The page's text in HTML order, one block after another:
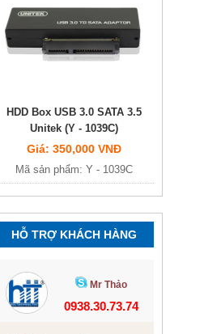
HDD Box USB 3.0 SATA 3.5
Unitek (Y - 1039C)
Giá: 350,000 VNĐ
Mã sản phẩm: Y - 1039C
HỖ TRỢ KHÁCH HÀNG
Mr Thảo
0938.30.73.74